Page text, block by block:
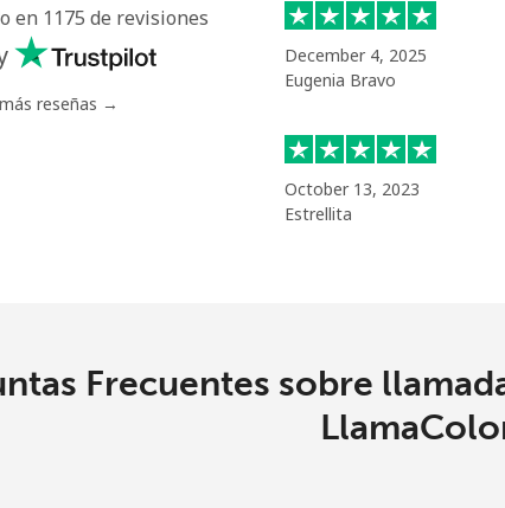
en 1175 de revisiones
reseñas →
December 4, 2025
Eugenia Bravo
October 13, 2023
Estrellita
Frecuentes sobre